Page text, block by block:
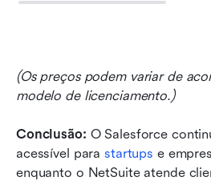
(Os preços podem variar de
modelo de licenciamento.)
Conclusão: O Salesforce
acessível para startups e
enquanto o NetSuite atende